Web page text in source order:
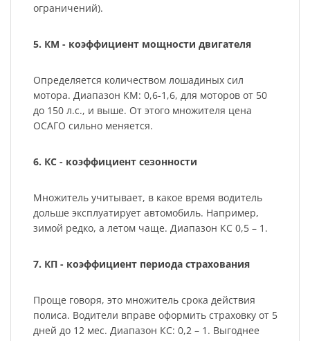
ограничений).
5. КМ - коэффициент мощности двигателя
Определяется количеством лошадиных сил
мотора. Диапазон КМ: 0,6-1,6, для моторов от 50
до 150 л.с., и выше. От этого множителя цена
ОСАГО сильно меняется.
6. КС - коэффициент сезонности
Множитель учитывает, в какое время водитель
дольше эксплуатирует автомобиль. Например,
зимой редко, а летом чаще. Диапазон КС 0,5 – 1.
7. КП - коэффициент периода страхования
Проще говоря, это множитель срока действия
полиса. Водители вправе оформить страховку от 5
дней до 12 мес. Диапазон КС: 0,2 – 1. Выгоднее